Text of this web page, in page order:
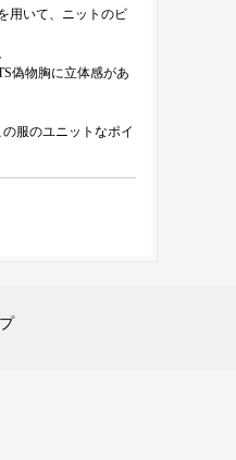
用いて、ニットのビ
偽物胸に立体感があ
服のユニットなポイ